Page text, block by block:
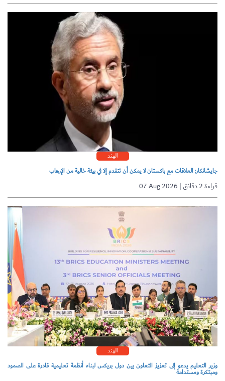
الهند
جايشانكار: العلاقات مع باكستان لا يمكن أن تتقدم إلا في بيئة خالية من الإرهاب
07 Aug 2026 | قراءة 2 دقائق
الهند
وزير التعليم يدعو إلى تعزيز التعاون بين دول بريكس لبناء أنظمة تعليمية قادرة على الصمود
ومبتكرة ومستدامة